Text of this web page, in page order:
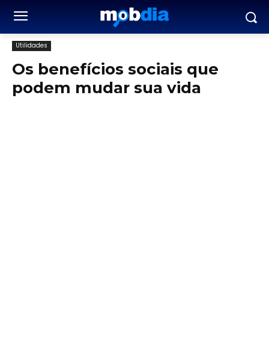
Utilidades
Os benefícios sociais que
podem mudar sua vida